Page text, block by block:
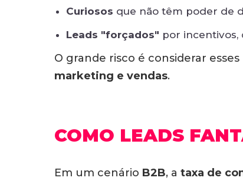
Curiosos que não têm poder de
Leads "forçados" por incentivos,
O grande risco é considerar
marketing e vendas.
COMO LEADS
Em um cenário B2B, a taxa de